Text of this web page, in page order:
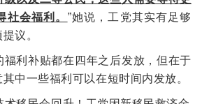
社会福利。 ”她说，工党其实有足够
议。
利补贴都在四年之后发放，但在于
中一些福利可以在短时间内发放。